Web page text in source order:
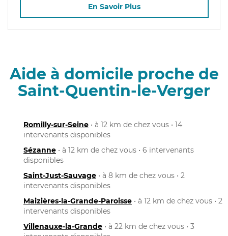
En Savoir Plus
Aide à domicile proche de
Saint-Quentin-le-Verger
Romilly-sur-Seine • à 12 km de chez vous • 14
intervenants disponibles
Sézanne • à 12 km de chez vous • 6 intervenants
disponibles
Saint-Just-Sauvage • à 8 km de chez vous • 2
intervenants disponibles
Maizières-la-Grande-Paroisse • à 12 km de chez vous • 2
intervenants disponibles
Villenauxe-la-Grande • à 22 km de chez vous • 3